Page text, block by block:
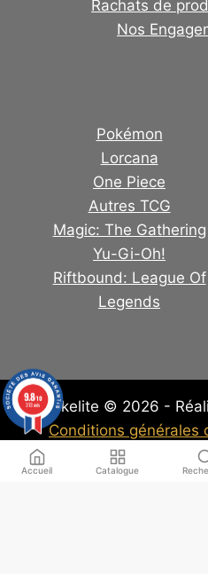
Rachats de
Nos
Pokémon
Lorcana
One Piece
Autres TCG
Magic: The Gathering
Yu-Gi-Oh!
Riftbound: League Of
Legends
Pokelite © 2026 -
Conditions générales
Légales-
Accueil Catalogue
9.8/10
313 avis